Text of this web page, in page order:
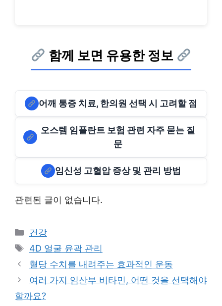
함께 보면 유용한 정보
어깨 통증 치료, 한의원 선택 시 고려할 점
오스템 임플란트 보험 관련 자주 묻는 질
문
임신성 고혈압 증상 및 관리 방법
관련된 글이 없습니다.
Categories
건강
Tags
4D 얼굴 윤곽 관리
혈당 수치를 내려주는 효과적인 운동
여러 가지 임산부 비타민, 어떤 것을 선택해야
할까요?